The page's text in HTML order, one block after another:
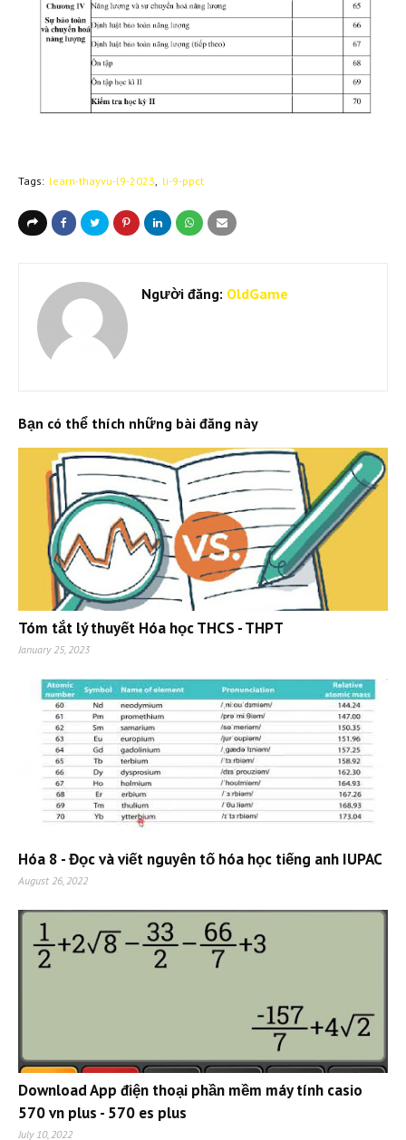
Tags: learn-thayvu-l9-2023 li-9-ppct
Người đăng: OldGame
Bạn có thể thích những bài đăng này
Tóm tắt lý thuyết Hóa học THCS - THPT
January 25, 2023
Hóa 8 - Đọc và viết nguyên tố hóa học tiếng anh IUPAC
August 26, 2022
Download App điện thoại phần mềm máy tính casio
570 vn plus - 570 es plus
July 10, 2022